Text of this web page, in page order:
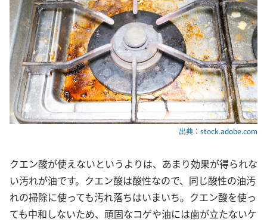
出典：stock.adobe.com
クエン酸が使えないというよりは、あまり効果が得られな
い汚れが油です。クエン酸は酸性なので、同じ酸性の油汚
れの掃除に使っても汚れ落ちはいまいち。クエン酸を使っ
ても中和しないため、頑固なコゲや油には歯が立たないケ